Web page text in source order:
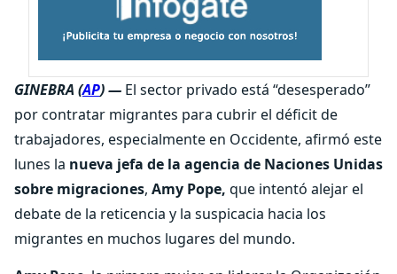
GINEBRA (AP) — El sector privado está “desesperado”
por contratar migrantes para cubrir el déficit de
trabajadores, especialmente en Occidente, afirmó este
lunes la nueva jefa de la agencia de Naciones Unidas
sobre migraciones, Amy Pope, que intentó alejar el
debate de la reticencia y la suspicacia hacia los
migrantes en muchos lugares del mundo.